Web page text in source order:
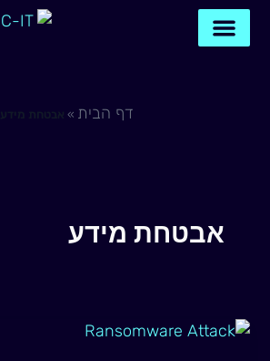
דילוג
דף הבית » אבטחת מידע
אבטחת מידע